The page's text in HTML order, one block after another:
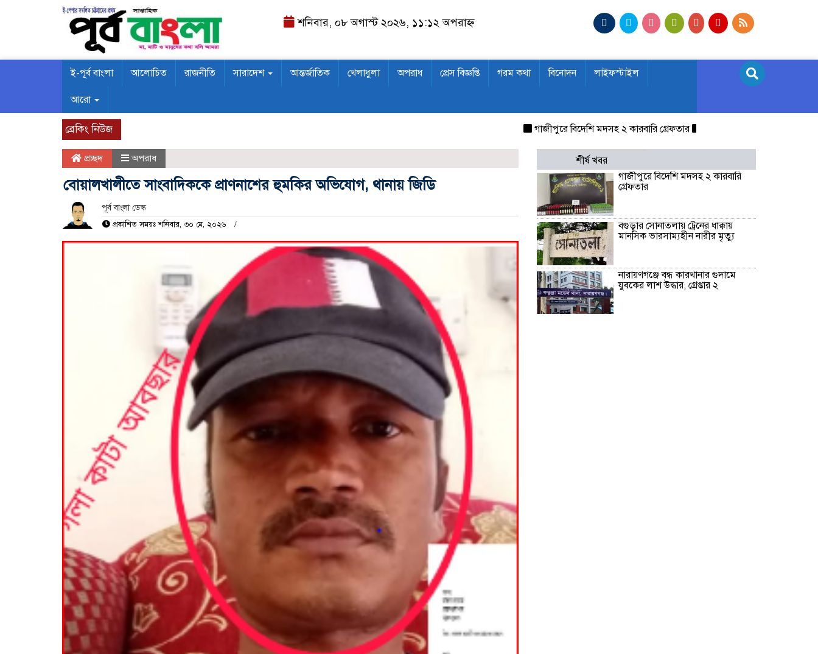
শনিবার, ০৮ অগাস্ট ২০২৬, ১১:১২ অপরাহ্ন
ই-পূর্ব বাংলা আলোচিত রাজনীতি সারাদেশ আন্তর্জাতিক খেলাধুলা অপরাধ প্রেস বিজ্ঞপ্তি গরম কথা বিনোদন লাইফস্টাইল
আরো
ব্রেকিং নিউজ গাজীপুরে বিদেশি মদসহ ২ কারবারি গ্রেফতার বগুড়ার সোনাতলায় ট্রেনের ধাক্কায়
প্রচ্ছদ অপরাধ
বোয়ালখালীতে সাংবাদিককে প্রাণনাশের হুমকির অভিযোগ, থানায় জিডি
পূর্ব বাংলা ডেস্ক
প্রকাশিত সময়ঃ শনিবার, ৩০ মে, ২০২৬
শীর্ষ খবর
গাজীপুরে বিদেশি মদসহ ২ কারবারি
গ্রেফতার
বগুড়ার সোনাতলায় ট্রেনের ধাক্কায়
মানসিক ভারসাম্যহীন নারীর মৃত্যু
নারায়ণগঞ্জে বন্ধ কারখানার গুদামে
যুবকের লাশ উদ্ধার, গ্রেপ্তার ২